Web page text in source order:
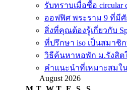
รับทราบเมื่อซื้อ circular
ออฟฟิศ พระราม 9 ที่มี
สิ่งที่คุณต้องรู้เกี่ยวกับ
ที่ปรึกษา iso เป็นสมาชิ
วิธีค้นหาหอพัก ม.รังสิ
คำแนะนำที่เหมาะสมใน
August 2026